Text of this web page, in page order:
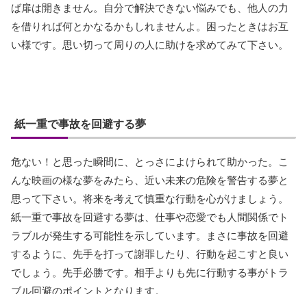
ば扉は開きません。自分で解決できない悩みでも、他人の力
を借りれば何とかなるかもしれませんよ。困ったときはお互
い様です。思い切って周りの人に助けを求めてみて下さい。
紙一重で事故を回避する夢
危ない！と思った瞬間に、とっさによけられて助かった。こ
んな映画の様な夢をみたら、近い未来の危険を警告する夢と
思って下さい。将来を考えて慎重な行動を心がけましょう。
紙一重で事故を回避する夢は、仕事や恋愛でも人間関係でト
ラブルが発生する可能性を示しています。まさに事故を回避
するように、先手を打って謝罪したり、行動を起こすと良い
でしょう。先手必勝です。相手よりも先に行動する事がトラ
ブル回避のポイントとなります。